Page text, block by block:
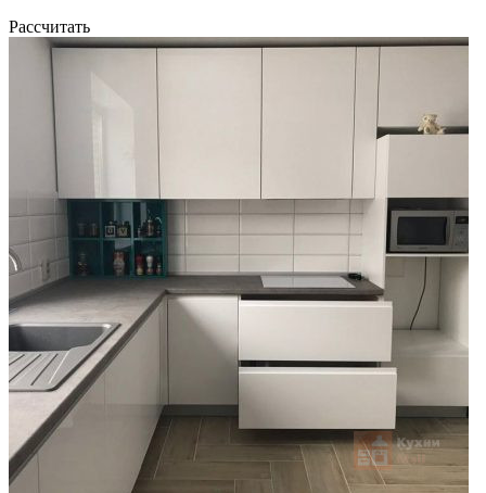
Рассчитать